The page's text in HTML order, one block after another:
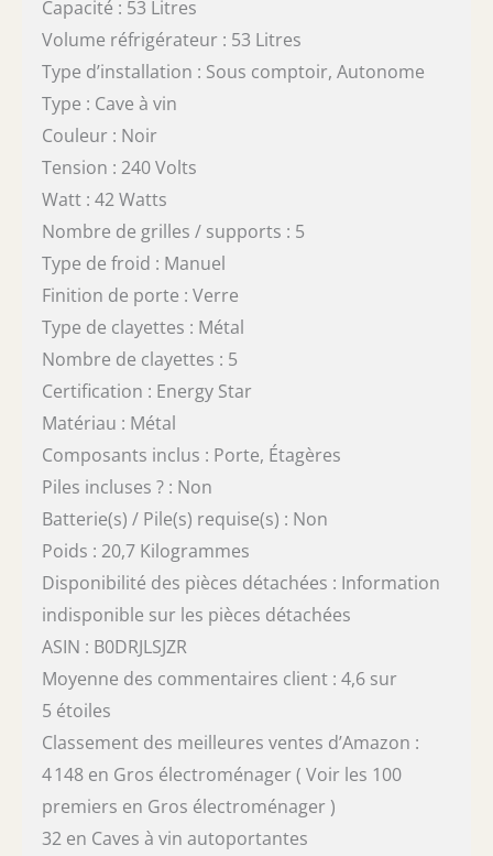
Capacité : 53 Litres
Volume réfrigérateur : 53 Litres
Type d’installation : Sous comptoir, Autonome
Type : Cave à vin
Couleur : Noir
Tension : 240 Volts
Watt : 42 Watts
Nombre de grilles / supports : 5
Type de froid : Manuel
Finition de porte : Verre
Type de clayettes : Métal
Nombre de clayettes : 5
Certification : Energy Star
Matériau : Métal
Composants inclus : Porte, Étagères
Piles incluses ? : Non
Batterie(s) / Pile(s) requise(s) : Non
Poids : 20,7 Kilogrammes
Disponibilité des pièces détachées : Information
indisponible sur les pièces détachées
ASIN : B0DRJLSJZR
Moyenne des commentaires client : 4,6 sur
5 étoiles
Classement des meilleures ventes d’Amazon :
4 148 en Gros électroménager ( Voir les 100
premiers en Gros électroménager )
32 en Caves à vin autoportantes